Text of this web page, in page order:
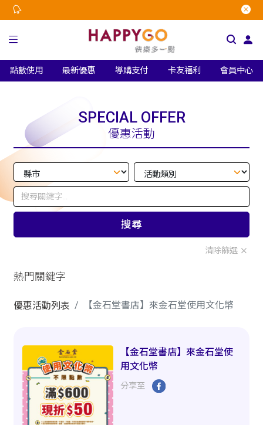
點數使用 最新優惠 導購支付 卡友福利 會員中心
SPECIAL OFFER
優惠活動
搜尋
清除篩選
熱門關鍵字
優惠活動列表 【金石堂書店】來金石堂使用文化幣
【金石堂書店】來金石堂使
用文化幣
分享至